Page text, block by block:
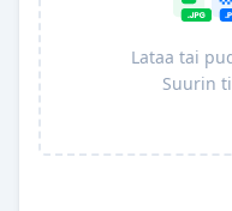
Lataa tai
Suurin